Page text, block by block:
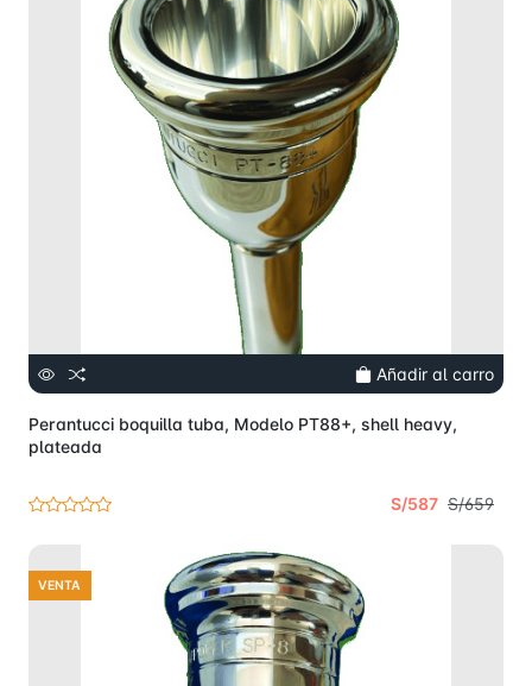
Añadir al carro
Perantucci boquilla tuba, Modelo PT88+, shell heavy,
plateada
S/587 S/659
VENTA